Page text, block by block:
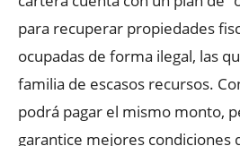
para recuperar propiedades
ocupadas de forma ilegal, las
familia de escasos recursos.
podrá pagar el mismo monto,
garantice mejores condiciones